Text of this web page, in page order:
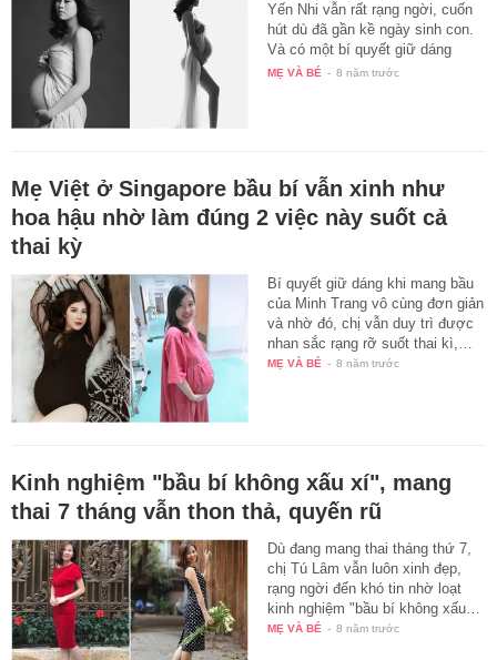
Yến Nhi vẫn rất rạng ngời, cuốn
hút dù đã gần kề ngày sinh con.
Và có một bí quyết giữ dáng
khi…
MẸ VÀ BÉ - 8 năm trước
Mẹ Việt ở Singapore bầu bí vẫn xinh như
hoa hậu nhờ làm đúng 2 việc này suốt cả
thai kỳ
Bí quyết giữ dáng khi mang bầu
của Minh Trang vô cùng đơn giản
và nhờ đó, chị vẫn duy trì được
nhan sắc rạng rỡ suốt thai kì,…
MẸ VÀ BÉ - 8 năm trước
Kinh nghiệm "bầu bí không xấu xí", mang
thai 7 tháng vẫn thon thả, quyến rũ
Dù đang mang thai tháng thứ 7,
chị Tú Lâm vẫn luôn xinh đẹp,
rạng ngời đến khó tin nhờ loạt
kinh nghiệm "bầu bí không xấu…
MẸ VÀ BÉ - 8 năm trước